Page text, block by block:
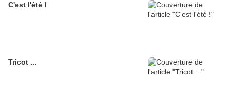
C'est l'été !
Tricot ...